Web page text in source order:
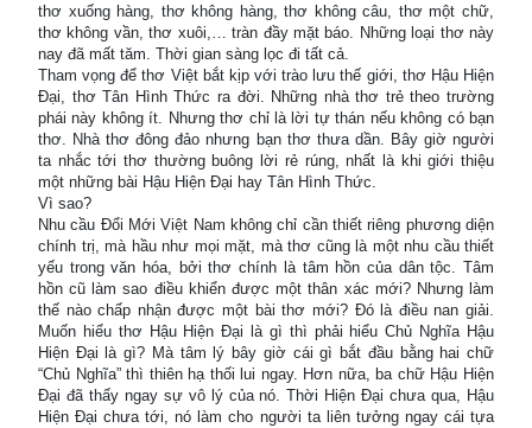
thơ xuống hàng, thơ không hàng, thơ không câu, thơ một chữ,
thơ không vần, thơ xuôi,… tràn đầy mặt báo. Những loại thơ này
nay đã mất tăm. Thời gian sàng lọc đi tất cả.
Tham vọng để thơ Việt bắt kịp với trào lưu thế giới, thơ Hậu Hiện
Đại, thơ Tân Hình Thức ra đời. Những nhà thơ trẻ theo trường
phái này không ít. Nhưng thơ chỉ là lời tự thán nếu không có bạn
thơ. Nhà thơ đông đảo nhưng bạn thơ thưa dần. Bây giờ người
ta nhắc tới thơ thường buông lời rẻ rúng, nhất là khi giới thiệu
một những bài Hậu Hiện Đại hay Tân Hình Thức.
Vì sao?
Nhu cầu Đổi Mới Việt Nam không chỉ cần thiết riêng phương diện
chính trị, mà hầu như mọi mặt, mà thơ cũng là một nhu cầu thiết
yếu trong văn hóa, bởi thơ chính là tâm hồn của dân tộc. Tâm
hồn cũ làm sao điều khiển được một thân xác mới? Nhưng làm
thế nào chấp nhận được một bài thơ mới? Đó là điều nan giải.
Muốn hiểu thơ Hậu Hiện Đại là gì thì phải hiểu Chủ Nghĩa Hậu
Hiện Đại là gì? Mà tâm lý bây giờ cái gì bắt đầu bằng hai chữ
“Chủ Nghĩa” thì thiên hạ thối lui ngay. Hơn nữa, ba chữ Hậu Hiện
Đại đã thấy ngay sự vô lý của nó. Thời Hiện Đại chưa qua, Hậu
Hiện Đại chưa tới, nó làm cho người ta liên tưởng ngay cái tựa